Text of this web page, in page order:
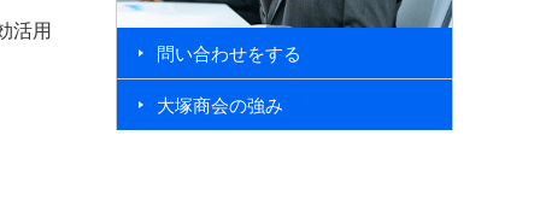
活用
問い合わせをする
大塚商会の強み